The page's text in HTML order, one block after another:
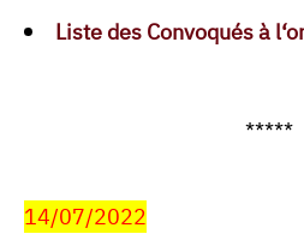
Liste des Convoqués à
*****
14/07/2022